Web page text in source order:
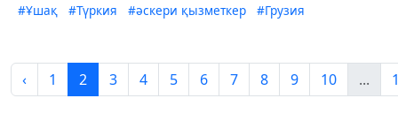
#Ұшақ #Түркия #әскери қызметкер #Грузия
‹ 1 2 3 4 5 6 7 8 9 10 ...